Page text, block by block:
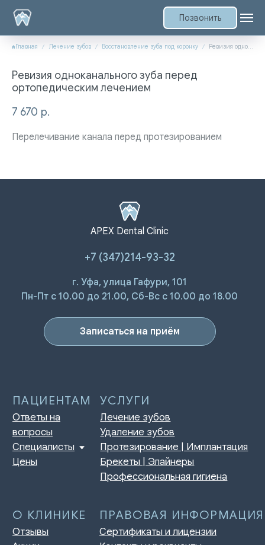
Позвонить
Главная Лечение зубов Восстановление зуба под коронку Ревизия одноканального зуба перед ортопедическим лечением
Ревизия одноканального зуба перед
ортопедическим лечением
7 670 р.
Перелечивание канала перед протезированием
APEX Dental Clinic
+7 (347)214-93-32
г. Уфа, улица Гафури, 101
Пн-Пт с 10.00 до 21.00, Сб-Вс с 10.00 до 18.00
Записаться на приём
Ответы на
Специалисты
УСЛУГИ
Лечение зубов
Протезирование | Имплантация
Брекеты | Элайнеры
Статьи
Контакты
Политика конфиденциальности
Согласие на обработку
персональных данных
Нормативно-правовые акты